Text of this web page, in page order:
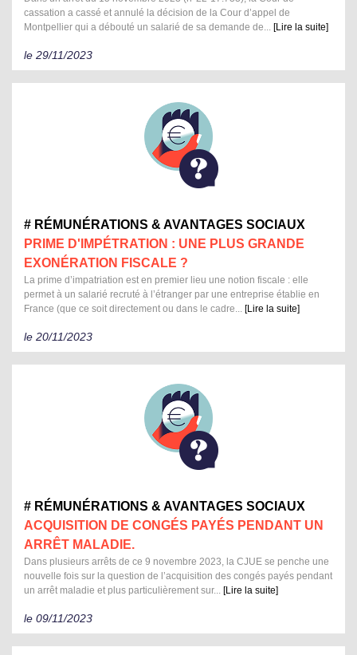
cassation a cassé et annulé la décision de la Cour d’appel de
Montpellier qui a débouté un salarié de sa demande de... [Lire la suite]
le 29/11/2023
# RÉMUNÉRATIONS & AVANTAGES SOCIAUX
PRIME D'IMPÉTRATION : UNE PLUS GRANDE
EXONÉRATION FISCALE ?
La prime d’impatriation est en premier lieu une notion fiscale : elle
permet à un salarié recruté à l’étranger par une entreprise établie en
France (que ce soit directement ou dans le cadre... [Lire la suite]
le 20/11/2023
# RÉMUNÉRATIONS & AVANTAGES SOCIAUX
ACQUISITION DE CONGÉS PAYÉS PENDANT UN
ARRÊT MALADIE.
Dans plusieurs arrêts de ce 9 novembre 2023, la CJUE se penche une
nouvelle fois sur la question de l’acquisition des congés payés pendant
un arrêt maladie et plus particulièrement sur... [Lire la suite]
le 09/11/2023